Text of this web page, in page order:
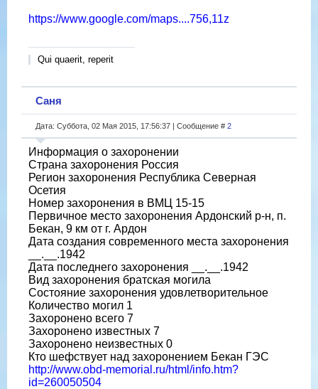
https://www.google.com/maps....756,11z
Qui quaerit, reperit
Саня
Дата: Суббота, 02 Мая 2015, 17:56:37 | Сообщение # 2
Информация о захоронении
Страна захоронения Россия
Регион захоронения Республика Северная
Осетия
Номер захоронения в ВМЦ 15-15
Первичное место захоронения Ардонский р-н, п.
Бекан, 9 км от г. Ардон
Дата создания современного места захоронения
__.__.1942
Дата последнего захоронения __.__.1942
Вид захоронения братская могила
Состояние захоронения удовлетворительное
Количество могил 1
Захоронено всего 7
Захоронено известных 7
Захоронено неизвестных 0
Кто шефствует над захоронением Бекан ГЭС
http://www.obd-memorial.ru/html/info.htm?
id=260050504